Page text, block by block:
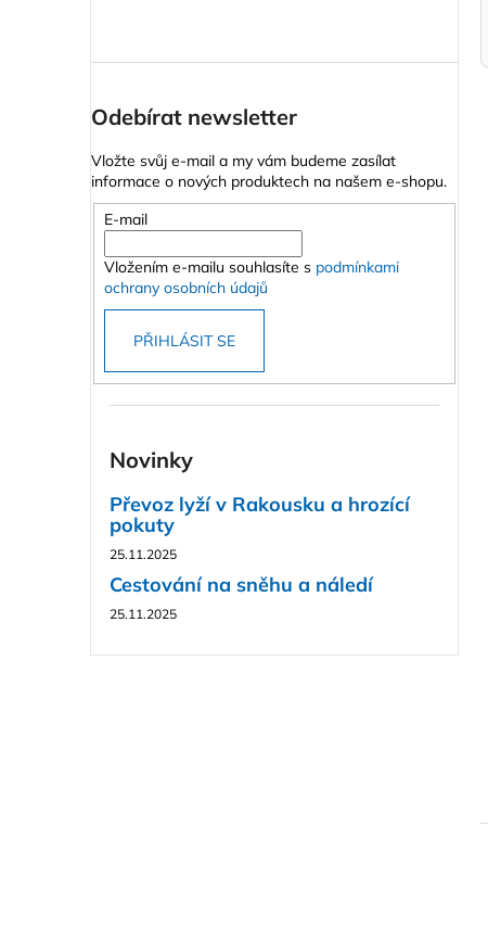
Odebírat newsletter
Vložte svůj e-mail a my vám budeme zasílat
informace o nových produktech na našem e-shopu.
E-mail
Vložením e-mailu souhlasíte s podmínkami
ochrany osobních údajů
PŘIHLÁSIT SE
Novinky
Převoz lyží v Rakousku a hrozící
pokuty
25.11.2025
Cestování na sněhu a náledí
25.11.2025